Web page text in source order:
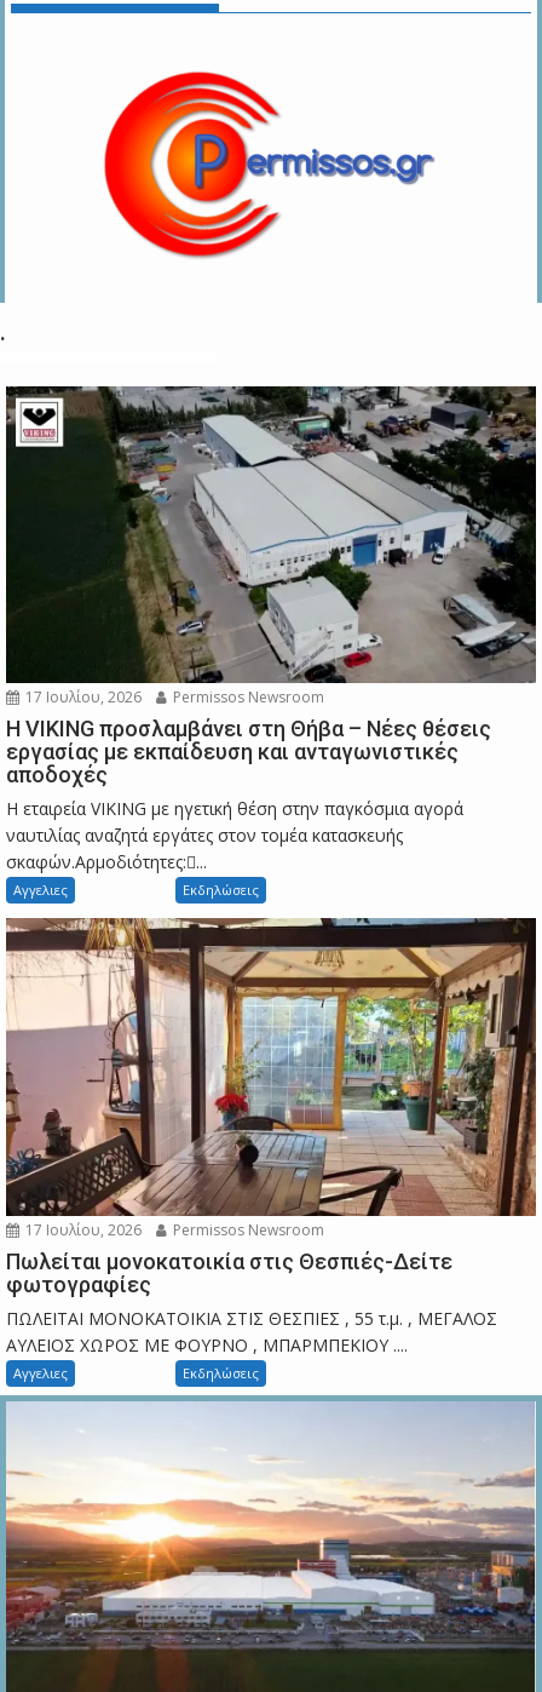
.
17 Ιουλίου, 2026 Permissos Newsroom
Η VIKING προσλαμβάνει στη Θήβα – Νέες θέσεις
εργασίας με εκπαίδευση και ανταγωνιστικές
αποδοχές
Η εταιρεία VIKING με ηγετική θέση στην παγκόσμια αγορά
ναυτιλίας αναζητά εργάτες στον τομέα κατασκευής
σκαφών.Αρμοδιότητες:...
Αγγελιες Εκδηλώσεις
17 Ιουλίου, 2026 Permissos Newsroom
Πωλείται μονοκατοικία στις Θεσπιές-Δείτε
φωτογραφίες
ΠΩΛΕΙΤΑΙ ΜΟΝΟΚΑΤΟΙΚΙΑ ΣΤΙΣ ΘΕΣΠΙΕΣ , 55 τ.μ. , ΜΕΓΑΛΟΣ
ΑΥΛΕΙΟΣ ΧΩΡΟΣ ΜΕ ΦΟΥΡΝΟ , ΜΠΑΡΜΠΕΚΙΟΥ ....
Αγγελιες Εκδηλώσεις